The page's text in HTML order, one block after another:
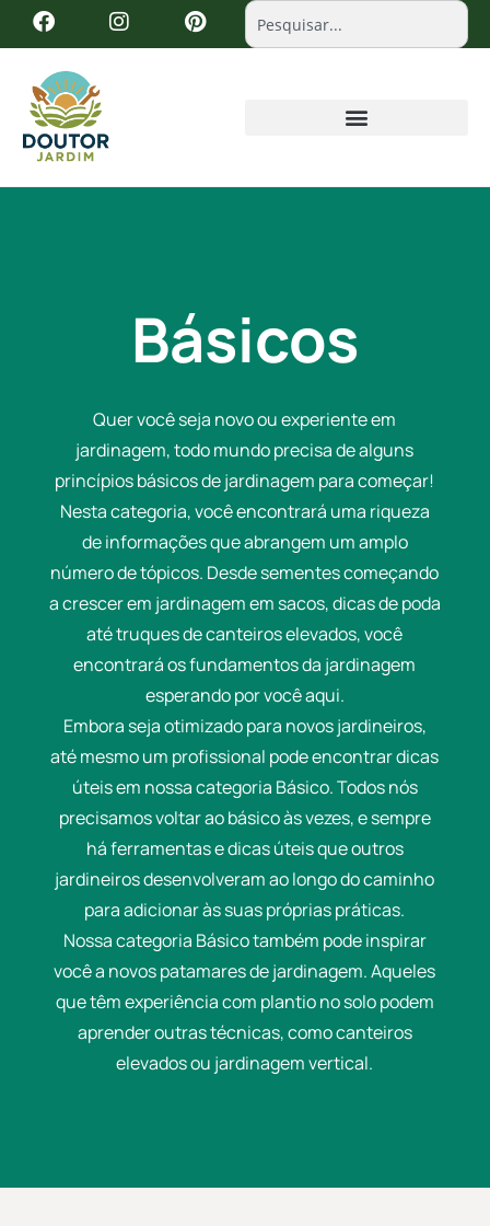
Básicos
Quer você seja novo ou experiente em
jardinagem, todo mundo precisa de alguns
princípios básicos de jardinagem para começar!
Nesta categoria, você encontrará uma riqueza
de informações que abrangem um amplo
número de tópicos. Desde sementes começando
a crescer em jardinagem em sacos, dicas de poda
até truques de canteiros elevados, você
encontrará os fundamentos da jardinagem
esperando por você aqui.
Embora seja otimizado para novos jardineiros,
até mesmo um profissional pode encontrar dicas
úteis em nossa categoria Básico. Todos nós
precisamos voltar ao básico às vezes, e sempre
há ferramentas e dicas úteis que outros
jardineiros desenvolveram ao longo do caminho
para adicionar às suas próprias práticas.
Nossa categoria Básico também pode inspirar
você a novos patamares de jardinagem. Aqueles
que têm experiência com plantio no solo podem
aprender outras técnicas, como canteiros
elevados ou jardinagem vertical.